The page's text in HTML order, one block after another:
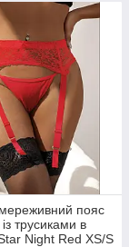
пояс
трусиками в
Night Red XS/S